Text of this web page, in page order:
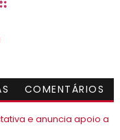
COMENTÁRIOS
e anuncia apoio a